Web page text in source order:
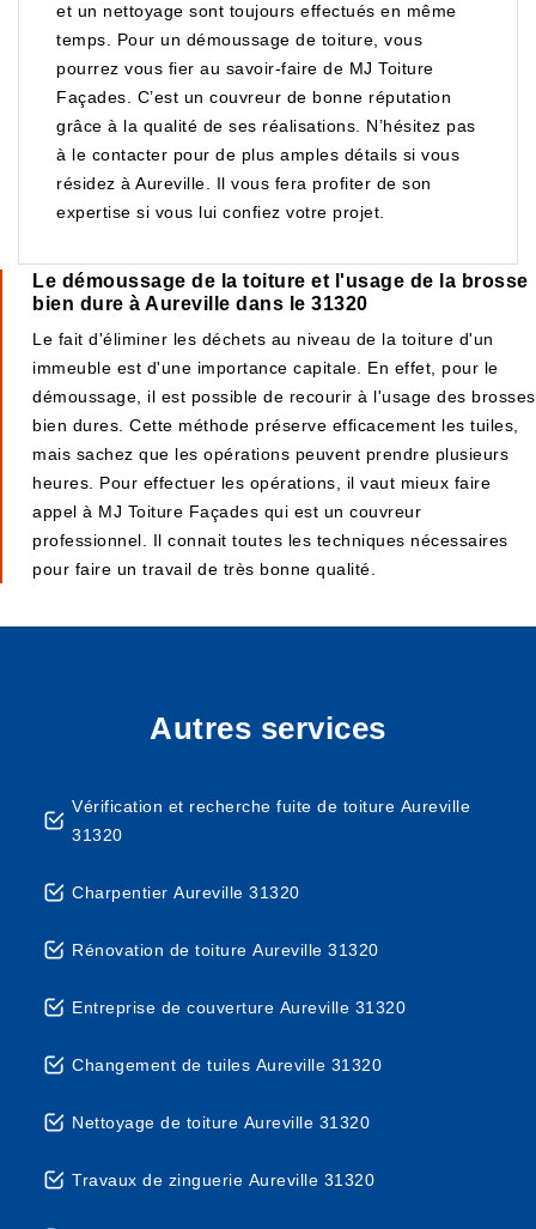
et un nettoyage sont toujours effectués en même
temps. Pour un démoussage de toiture, vous
pourrez vous fier au savoir-faire de MJ Toiture
Façades. C’est un couvreur de bonne réputation
grâce à la qualité de ses réalisations. N’hésitez pas
à le contacter pour de plus amples détails si vous
résidez à Aureville. Il vous fera profiter de son
expertise si vous lui confiez votre projet.
Le démoussage de la toiture et l'usage de la brosse
bien dure à Aureville dans le 31320
Le fait d'éliminer les déchets au niveau de la toiture d'un
immeuble est d'une importance capitale. En effet, pour le
démoussage, il est possible de recourir à l'usage des brosses
bien dures. Cette méthode préserve efficacement les tuiles,
mais sachez que les opérations peuvent prendre plusieurs
heures. Pour effectuer les opérations, il vaut mieux faire
appel à MJ Toiture Façades qui est un couvreur
professionnel. Il connait toutes les techniques nécessaires
pour faire un travail de très bonne qualité.
Autres services
Vérification et recherche fuite de toiture Aureville
31320
Charpentier Aureville 31320
Rénovation de toiture Aureville 31320
Entreprise de couverture Aureville 31320
Changement de tuiles Aureville 31320
Nettoyage de toiture Aureville 31320
Travaux de zinguerie Aureville 31320